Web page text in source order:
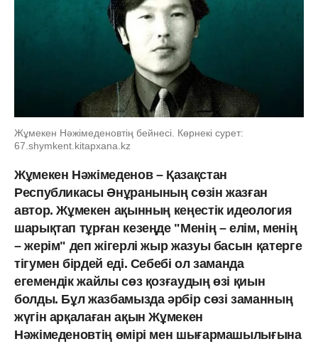
Жұмекен Нәжімеденовтің бейнесі. Көрнекі сурет:
67.shymkent.kitapxana.kz
Жұмекен Нәжімеденов – Қазақстан
Республикасы Әнұранының сөзін жазған
автор. Жұмекен ақынның кеңестік идеология
шарықтап тұрған кезеңде "Менің – елім, менің
– жерім" деп жігерлі жыр жазуы басын қатерге
тігумен бірдей еді. Себебі ол заманда
егемендік жайлы сөз қозғаудың өзі қиын
болды. Бұл жазбамызда әрбір сөзі заманның
жүгін арқалаған ақын Жұмекен
Нәжімеденовтің өмірі мен шығармашылығына